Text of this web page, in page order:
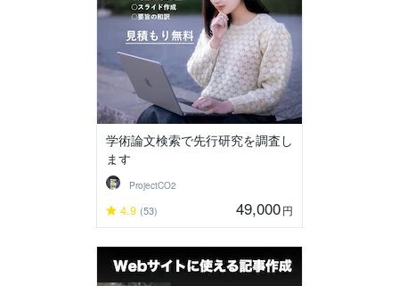
学術論文検索で先行研究を調査し
ます
ProjectCO2
4.9 (53) 49,000円